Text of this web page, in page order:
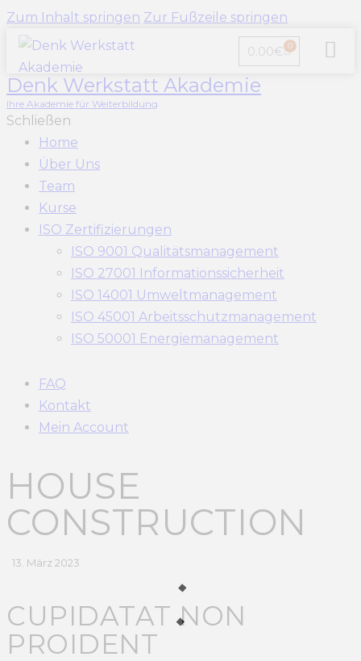
Zum Inhalt springen Zur Fußzeile springen
0.00€ 0
Denk Werkstatt Akademie
Ihre Akademie für Weiterbildung
Schließen
Home
Über Uns
Team
Kurse
ISO Zertifizierungen
ISO 9001 Qualitätsmanagement
ISO 27001 Informationssicherheit
ISO 14001 Umweltmanagement
ISO 45001 Arbeitsschutzmanagement
ISO 50001 Energiemanagement
FAQ
Kontakt
Mein Account
HOUSE
CONSTRUCTION
13. März 2023
CUPIDATAT NON
PROIDENT